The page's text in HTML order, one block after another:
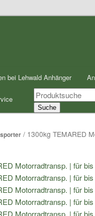
bei Lehwald Anhänger
Products
search
Suche
/ 1300kg TEMARED